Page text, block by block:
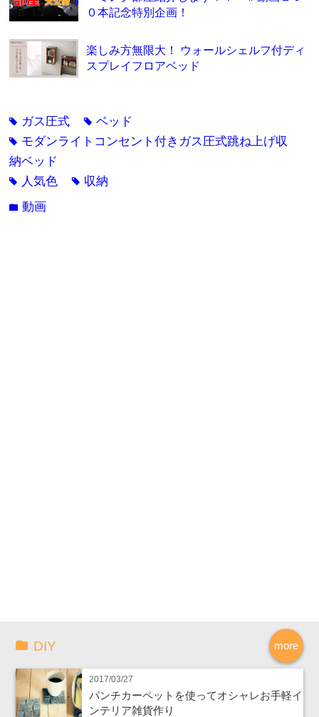
０本記念特別企画！
楽しみ方無限大！ ウォールシェルフ付ディ
スプレイフロアベッド
tag ガス圧式 tagベッド
tag モダンライトコンセント付きガス圧式跳ね上げ収
納ベッド
tag 人気色 tag 収納
folder動画
more
DIY
2017/03/27
パンチカーペットを使ってオシャレお手軽イ
ンテリア雑貨作り